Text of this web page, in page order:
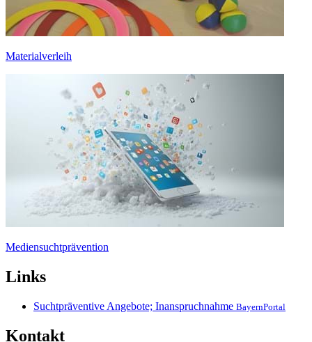
Materialverleih
Mediensuchtprävention
Links
Suchtpräventive Angebote; Inanspruchnahme BayernPortal
Kontakt